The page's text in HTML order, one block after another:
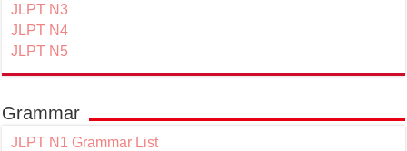
JLPT N3
JLPT N4
JLPT N5
Grammar
JLPT N1 Grammar List